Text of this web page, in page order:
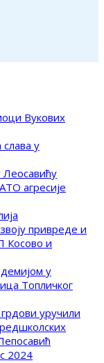
Вукових
у
агресије
привреде и
Косово и
у
Топличког
уручили
2024